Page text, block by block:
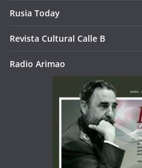
Rusia Today
Revista Cultural Calle B
Radio Arimao